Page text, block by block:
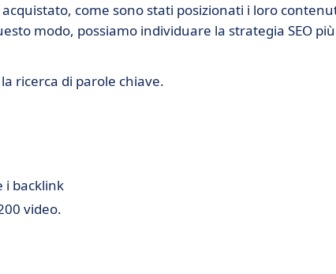
come sono stati posizionati i loro
modo, possiamo individuare la strategia SEO più
ricerca di parole chiave.
i backlink
video.